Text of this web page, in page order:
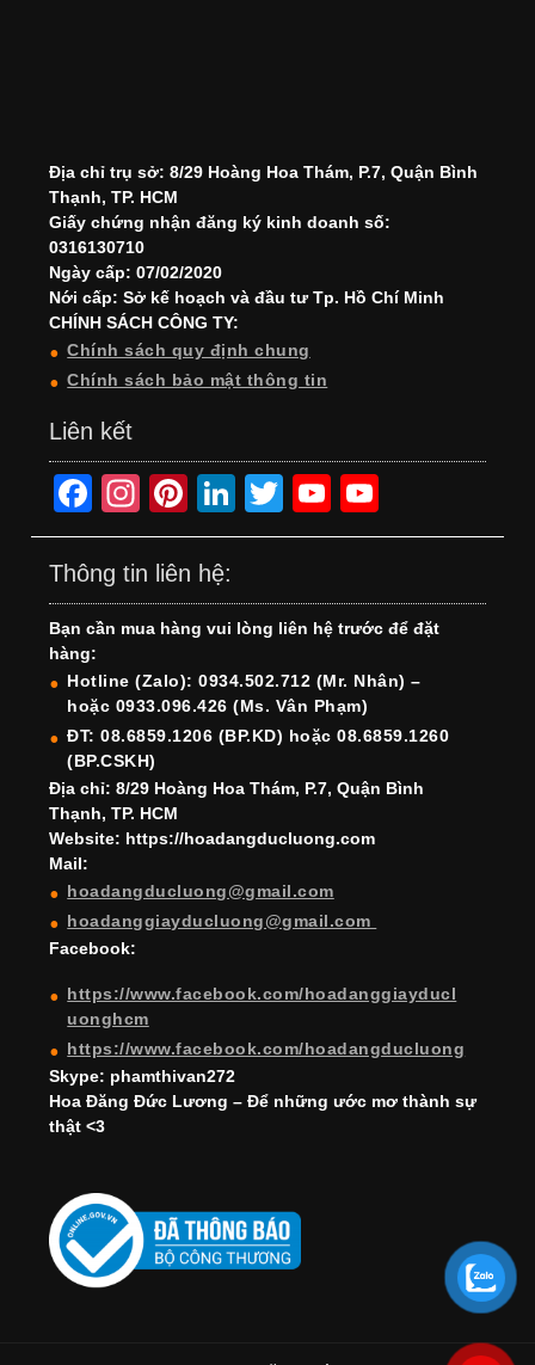
Địa chỉ trụ sở: 8/29 Hoàng Hoa Thám, P.7, Quận Bình
Thạnh, TP. HCM
Giấy chứng nhận đăng ký kinh doanh số:
0316130710
Ngày cấp: 07/02/2020
Nới cấp: Sở kế hoạch và đầu tư Tp. Hồ Chí Minh
CHÍNH SÁCH CÔNG TY:
Chính sách quy định chung
Chính sách bảo mật thông tin
Liên kết
F
a
c
e
b
o
o
k
In
st
a
gr
a
m
Pi
nt
er
e
st
Li
n
e
dI
n
T
wi
er
Y
o
T
u
b
e
o
T
u
b
e
h
Thông tin liên hệ:
Bạn cần mua hàng vui lòng liên hệ trước để đặt
hàng:
Hotline (Zalo): 0934.502.712 (Mr. Nhân) –
hoặc 0933.096.426 (Ms. Vân Phạm)
ĐT: 08.6859.1206 (BP.KD) hoặc 08.6859.1260
(BP.CSKH)
Địa chỉ: 8/29 Hoàng Hoa Thám, P.7, Quận Bình
Thạnh, TP. HCM
Website: https://hoadangducluong.com
Mail:
hoadangducluong@gmail.com
hoadanggiayducluong@gmail.com
Facebook:
https://www.facebook.com/hoadanggiayducl
uonghcm
https://www.facebook.com/hoadangducluong
Skype: phamthivan272
Hoa Đăng Đức Lương – Để những ước mơ thành sự
thật <3